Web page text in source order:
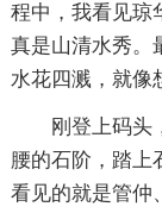
程中，我看见琼
真是山清水秀。
水花四溅，就像
刚登上码头
腰的石阶，踏上
看见的就是管仲